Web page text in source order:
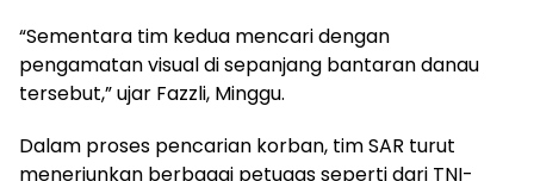
“Sementara tim kedua mencari dengan
pengamatan visual di sepanjang bantaran danau
tersebut,” ujar Fazzli, Minggu.
Dalam proses pencarian korban, tim SAR turut
menerjunkan berbagai petugas seperti dari TNI-